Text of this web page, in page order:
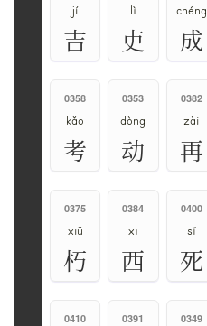
jí
吉
lì
吏
chéng
成
0358
kǎo
考
0353
dòng
动
0382
zài
再
0375
xiǔ
朽
0384
xī
西
0400
sǐ
死
0410 0391 0349